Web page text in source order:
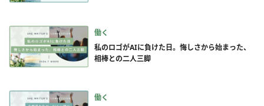
働く
私のロゴがAIに負けた日。悔しさから始まった、
相棒との二人三脚
働く